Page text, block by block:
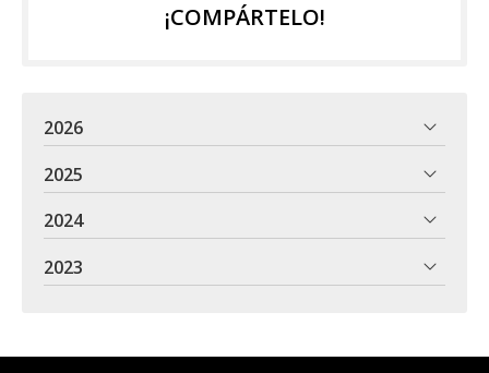
¡COMPÁRTELO!
2026
2025
2024
2023